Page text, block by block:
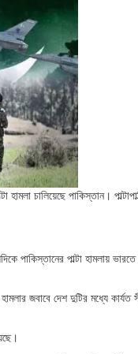
চালিয়েছে পাকিস্তান।
পাকিস্তানের পাল্টা হামলায়
জবাবে দেশ দুটির মধ্যে কার্যত